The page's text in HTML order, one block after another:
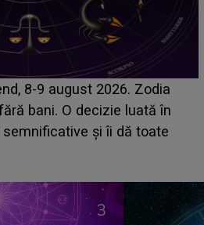
DETALIU ASCUNS până
concurentul din Casa Iubirii
despre mama
eu nu te iubesc pentru